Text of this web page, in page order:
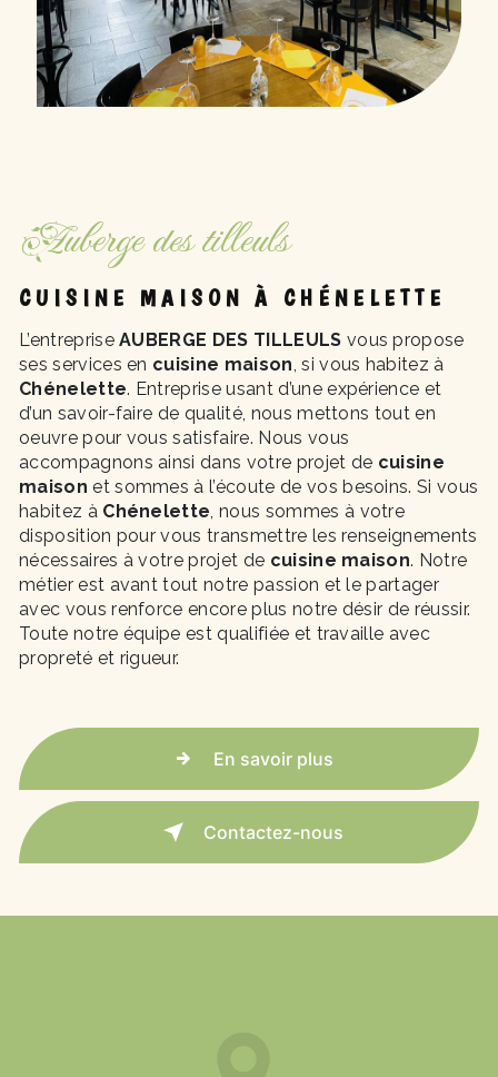
Auberge des tilleuls
CUISINE MAISON À CHÉNELETTE
L’entrepriseAUBERGE DES TILLEULS vous propose
ses services en cuisine maison, si vous habitez à
Chénelette. Entreprise usant d’une expérience et
d’un savoir-faire de qualité, nous mettons tout en
oeuvre pour vous satisfaire. Nous vous
accompagnons ainsi dans votre projet de cuisine
maison et sommes à l’écoute de vos besoins. Si vous
habitez à Chénelette, nous sommes à votre
disposition pour vous transmettre les renseignements
nécessaires à votre projet de cuisine maison. Notre
métier est avant tout notre passion et le partager
avec vous renforce encore plus notre désir de réussir.
Toute notre équipe est qualifiée et travaille avec
propreté et rigueur.
En savoir plus
Contactez-nous